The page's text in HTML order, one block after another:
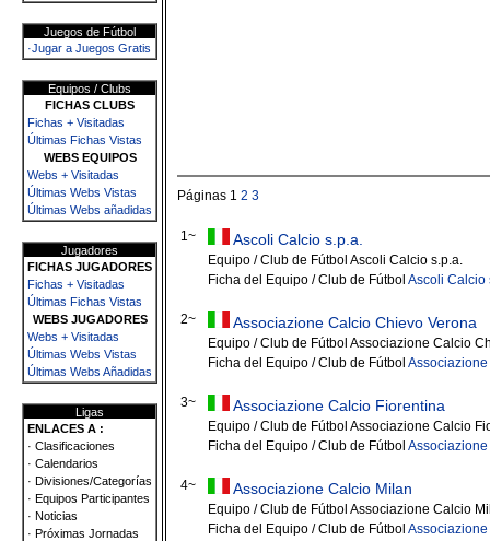
Juegos de Fútbol
·Jugar a Juegos Gratis
Equipos / Clubs
FICHAS CLUBS
Fichas + Visitadas
Últimas Fichas Vistas
WEBS EQUIPOS
Webs + Visitadas
Últimas Webs Vistas
Últimas Webs añadidas
Jugadores
FICHAS JUGADORES
Fichas + Visitadas
Últimas Fichas Vistas
WEBS JUGADORES
Webs + Visitadas
Últimas Webs Vistas
Últimas Webs Añadidas
Ligas
ENLACES A :
· Clasificaciones
· Calendarios
· Divisiones/Categorías
· Equipos Participantes
· Noticias
· Próximas Jornadas
Páginas 1 2 3
1~ Ascoli Calcio s.p.a.
Equipo / Club de Fútbol Ascoli Calcio s.p.a.
Ficha del Equipo / Club de Fútbol Ascoli Calcio
2~ Associazione Calcio Chievo Verona
Equipo / Club de Fútbol Associazione Calcio
Ficha del Equipo / Club de Fútbol
3~ Associazione Calcio Fiorentina
Equipo / Club de Fútbol Associazione Calcio
Ficha del Equipo / Club de Fútbol
4~ Associazione Calcio Milan
Equipo / Club de Fútbol Associazione Calcio
Ficha del Equipo / Club de Fútbol